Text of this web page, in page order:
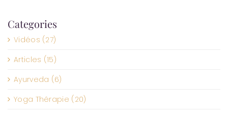
Categories
Vidéos (27)
Articles (15)
Ayurveda (6)
Yoga Thérapie (20)